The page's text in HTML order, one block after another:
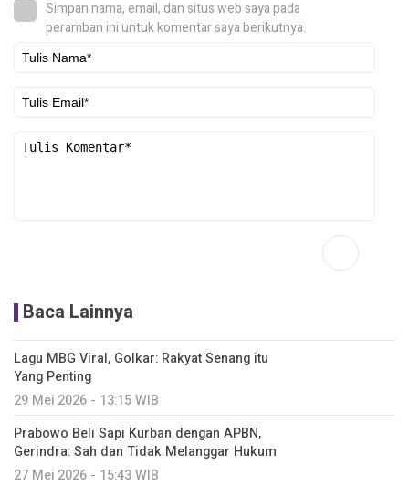
Simpan nama, email, dan situs web saya pada
peramban ini untuk komentar saya berikutnya.
Baca Lainnya
Lagu MBG Viral, Golkar: Rakyat Senang itu
Yang Penting
29 Mei 2026 - 13:15 WIB
Prabowo Beli Sapi Kurban dengan APBN,
Gerindra: Sah dan Tidak Melanggar Hukum
27 Mei 2026 - 15:43 WIB